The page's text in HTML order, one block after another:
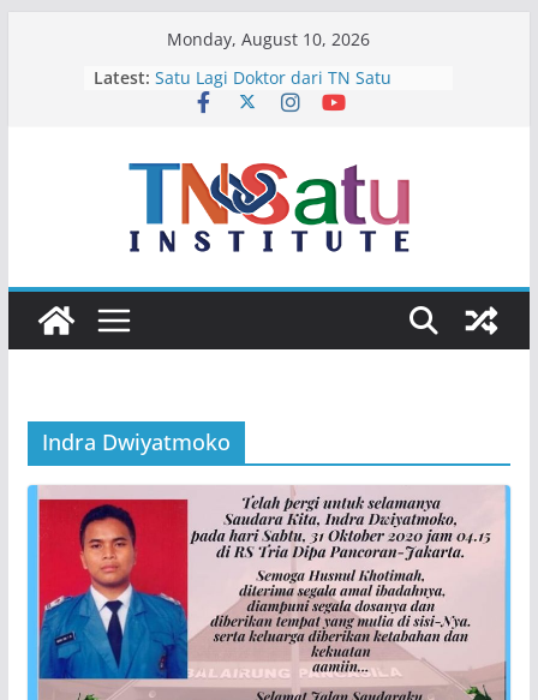
Monday, August 10, 2026
Latest: Satu Lagi Doktor dari TN Satu
Terima Kasih Ibu dan Bapak Karim
Empat Calon Bintang Di Bulan Juli
Selamat Jalan Ichsan Abubakar
Indra Dwiyatmoko